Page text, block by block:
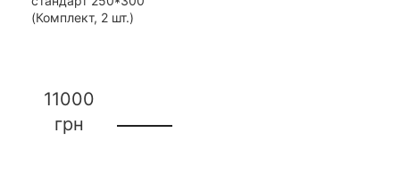
(Комплект, 2 шт.)
11000
грн